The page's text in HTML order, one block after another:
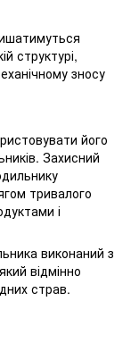
структурі,
зносу
його
Захисний
тривалого
і
виконаний з
відмінно
страв.